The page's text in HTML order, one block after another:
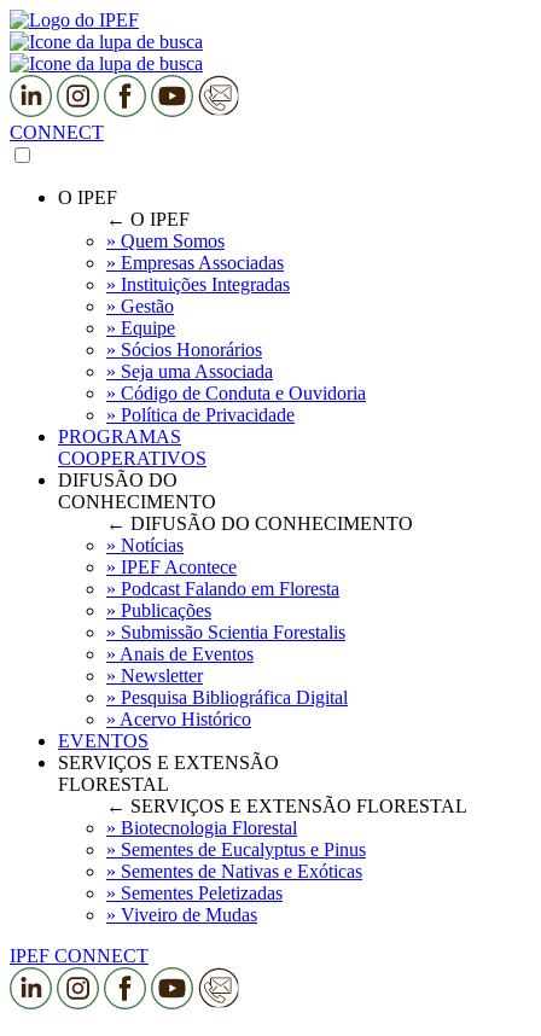
CONNECT
O IPEF
← O IPEF
» Quem Somos
» Empresas Associadas
» Instituições Integradas
» Gestão
» Equipe
» Sócios Honorários
» Seja uma Associada
» Código de Conduta e Ouvidoria
» Política de Privacidade
PROGRAMAS
COOPERATIVOS
DIFUSÃO DO
CONHECIMENTO
← DIFUSÃO DO CONHECIMENTO
» Notícias
» IPEF Acontece
» Podcast Falando em Floresta
» Publicações
» Submissão Scientia Forestalis
» Anais de Eventos
» Newsletter
» Pesquisa Bibliográfica Digital
» Acervo Histórico
EVENTOS
SERVIÇOS E EXTENSÃO
FLORESTAL
← SERVIÇOS E EXTENSÃO FLORESTAL
» Biotecnologia Florestal
» Sementes de Eucalyptus e Pinus
» Sementes de Nativas e Exóticas
» Sementes Peletizadas
» Viveiro de Mudas
IPEF CONNECT